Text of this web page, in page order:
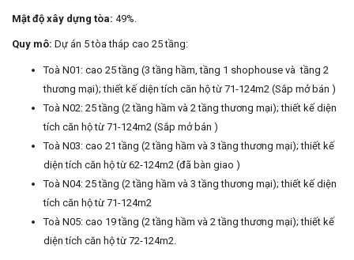
Mật độ xây dựng tòa: 49%.
Quy mô: Dự án 5 tòa tháp cao 25 tầng:
Toà N01: cao 25 tầng (3 tầng hầm, tầng 1 shophouse và tầng 2
thương mại); thiết kế diện tích căn hộ từ 71-124m2 (Sắp mở bán )
Toà N02: 25 tầng (2 tầng hầm và 2 tầng thương mại); thiết kế diện
tích căn hộ từ 71-124m2 (Sắp mở bán )
Toà N03: cao 21 tầng (2 tầng hầm và 3 tầng thương mại); thiết kế
diện tích căn hộ từ 62-124m2 (đã bàn giao )
Toà N04: 25 tầng (2 tầng hầm và 3 tầng thương mại); thiết kế diện
tích căn hộ từ 71-124m2
Toà N05: cao 19 tầng (2 tầng hầm và 2 tầng thương mại); thiết kế
diện tích căn hộ từ 72-124m2.